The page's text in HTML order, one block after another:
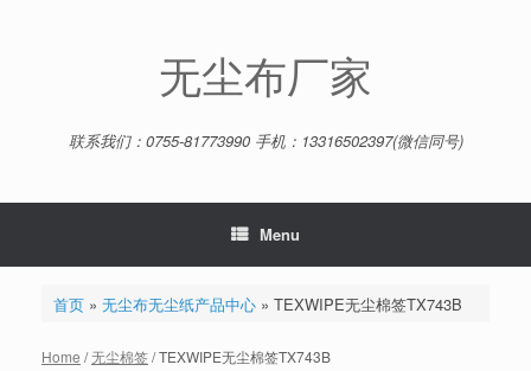
无尘布厂家
联系我们：0755-81773990 手机：13316502397(微信同号)
Menu
首页» 无尘布无尘纸产品中心» TEXWIPE无尘棉签TX743B
Home /无尘棉签/ TEXWIPE无尘棉签TX743B